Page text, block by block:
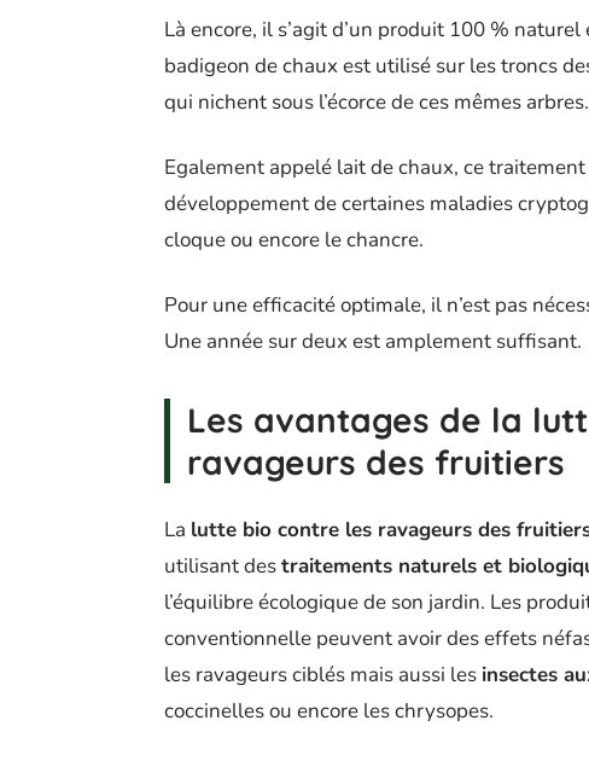
Là encore, il s’agit d’un produit 100 %
badigeon de chaux est utilisé sur les troncs
qui nichent sous l’écorce de ces mêmes arbres.
Egalement appelé lait de chaux, ce
développement de certaines maladies
cloque ou encore le chancre.
Pour une efficacité optimale, il n’est pas
Une année sur deux est amplement suffisant.
Les avantages de la
ravageurs des fruitiers
La lutte bio contre les ravageurs des
utilisant destraitements naturels et
l’équilibre écologique de son jardin. Les
conventionnelle peuvent avoir des effets
les ravageurs ciblés mais aussi les insectes
coccinelles ou encore les chrysopes.